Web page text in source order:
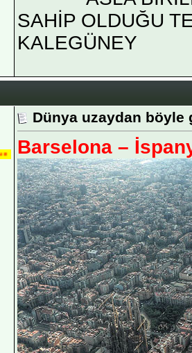
SAHİP OLDUĞU
KALEGÜNEY
Dünya uzaydan böyle
Barselona –